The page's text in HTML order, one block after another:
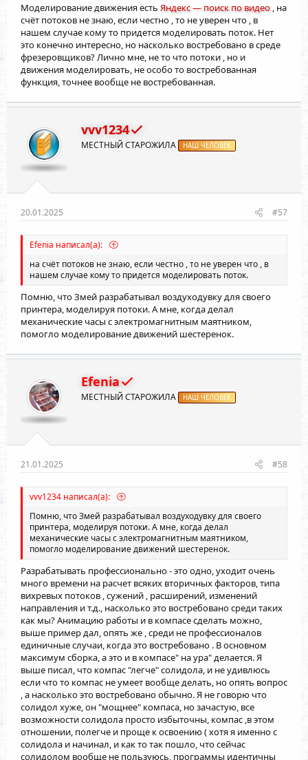
Моделирование движения есть Яндекс — поиск по видео, на
счёт потоков не знаю, если честно , то не уверен что , в
нашем случае кому то придется моделировать поток. Нет
это конечно интересно, но насколько востребовано в среде
фрезеровщиков? Лично мне, не то что потоки , но и
движения моделировать, не особо то востребованная
функция, точнее вообще не востребованная.
vvv1234
МЕСТНЫЙ СТАРОЖИЛА НАШ ЧЕЛОВЕК
20.01.2025 #57
Efenia написал(а):
на счёт потоков не знаю, если честно , то не уверен что , в
нашем случае кому то придется моделировать поток.
Помню, что Змей разрабатывал воздуходувку для своего
принтера, моделируя потоки. А мне, когда делал
механические часы с электромагнитным маятником,
помогло моделирование движений шестеренок.
Efenia
МЕСТНЫЙ СТАРОЖИЛА НАШ ЧЕЛОВЕК
21.01.2025 #58
vvv1234 написал(а):
Помню, что Змей разрабатывал воздуходувку для своего
принтера, моделируя потоки. А мне, когда делал
механические часы с электромагнитным маятником,
помогло моделирование движений шестеренок.
Разрабатывать профессионально - это одно, уходит очень
много времени на расчет всяких вторичных факторов, типа
вихревых потоков , сужений , расширений, изменений
направления и т.д., насколько это востребовано среди таких
как мы? Анимацию работы и в компасе сделать можно,
выше пример дал, опять же , среди не профессионалов
единичные случаи, когда это востребовано . В основном
максимум сборка, а это и в компасе" на ура" делается. Я
выше писал, что компас "легче" солидола, и не удивлюсь
если что то компас не умеет вообще делать, но опять вопрос
, а насколько это востребовано обычно. Я не говорю что
солидол хуже, он "мощнее" компаса, но зачастую, все
возможности солидола просто избыточны, компас ,в этом
отношении, полегче и проще к освоению ( хотя я именно с
солидола и начинал, и как то так пошло, что сейчас
солидолом вообще не пользуюсь, программы идентичны